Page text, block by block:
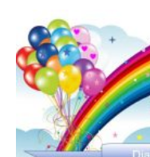
Junta
de
Freguesia
Assembleia
de
Freguesia